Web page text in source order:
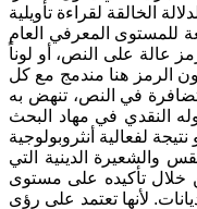
للمستوى المعرفي العام
عالة على النص، أو لوناً
الرمز هنا مندمج مع كل
في النص، تنهض به
النقدي في مهاد البحث
لفعالية أنثروبولوجية
والشعيرة الدينية التي
خلال تأكيده على مستوى
لأنها تعتمد على رؤى